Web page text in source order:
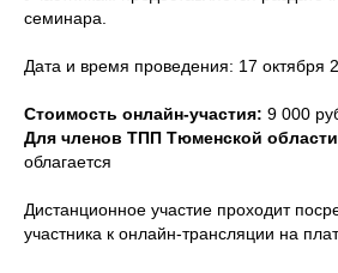
семинара.
Дата и время проведения: 17 октября
Стоимость онлайн-участия: 9 000
Для членов ТПП Тюменской области
облагается
Дистанционное участие проходит
участника к онлайн-трансляции на